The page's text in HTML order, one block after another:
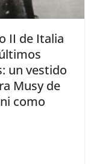
II de Italia
un vestido
Musy de
como